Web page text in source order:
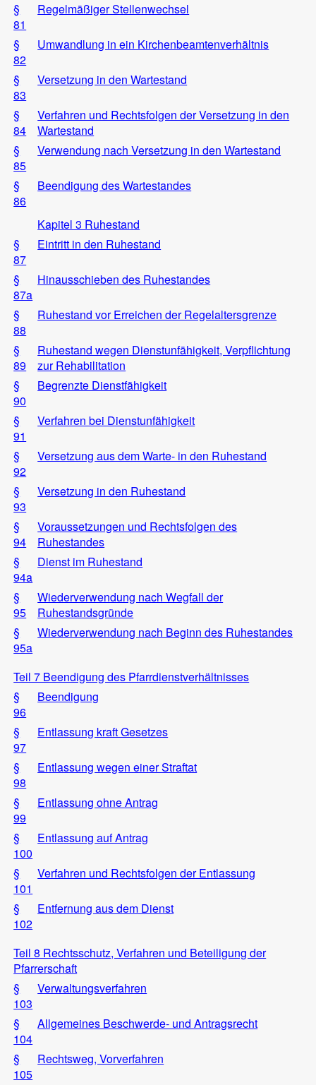
§
81
Regelmäßiger Stellenwechsel
§
82
Umwandlung in ein Kirchenbeamtenverhältnis
§
83
Versetzung in den Wartestand
§
84
Verfahren und Rechtsfolgen der Versetzung in den
Wartestand
§
85
Verwendung nach Versetzung in den Wartestand
§
86
Beendigung des Wartestandes
Kapitel 3 Ruhestand
§
87
Eintritt in den Ruhestand
§
87a
Hinausschieben des Ruhestandes
§
88
Ruhestand vor Erreichen der Regelaltersgrenze
§
89
Ruhestand wegen Dienstunfähigkeit, Verpflichtung
zur Rehabilitation
§
90
Begrenzte Dienstfähigkeit
§
91
Verfahren bei Dienstunfähigkeit
§
92
Versetzung aus dem Warte- in den Ruhestand
§
93
Versetzung in den Ruhestand
§
94
Voraussetzungen und Rechtsfolgen des
Ruhestandes
§
94a
Dienst im Ruhestand
§
95
Wiederverwendung nach Wegfall der
Ruhestandsgründe
§
95a
Wiederverwendung nach Beginn des Ruhestandes
Teil 7 Beendigung des Pfarrdienstverhältnisses
§
96
Beendigung
§
97
Entlassung kraft Gesetzes
§
98
Entlassung wegen einer Straftat
§
99
Entlassung ohne Antrag
§
100
Entlassung auf Antrag
§
101
Verfahren und Rechtsfolgen der Entlassung
§
102
Entfernung aus dem Dienst
Teil 8 Rechtsschutz, Verfahren und Beteiligung der
Pfarrerschaft
§
103
Verwaltungsverfahren
§
104
Allgemeines Beschwerde- und Antragsrecht
§
105
Rechtsweg, Vorverfahren